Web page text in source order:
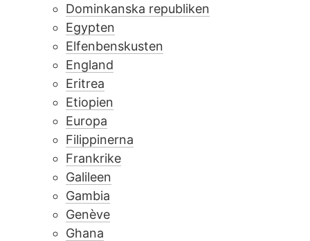
Dominkanska republiken
Egypten
Elfenbenskusten
England
Eritrea
Etiopien
Europa
Filippinerna
Frankrike
Galileen
Gambia
Genève
Ghana